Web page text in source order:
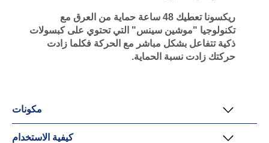
ريكسونا تعطيك 48 ساعة حماية من العرق مع
تكنولوجيا "موشين سينس" التي تحتوي على كبسولات
ذكية تتفاعل بشكل مباشر مع الحركة فكلما زادت
حركتك زادت نسبة الحماية.
مكونات
كيفية الاستخدام